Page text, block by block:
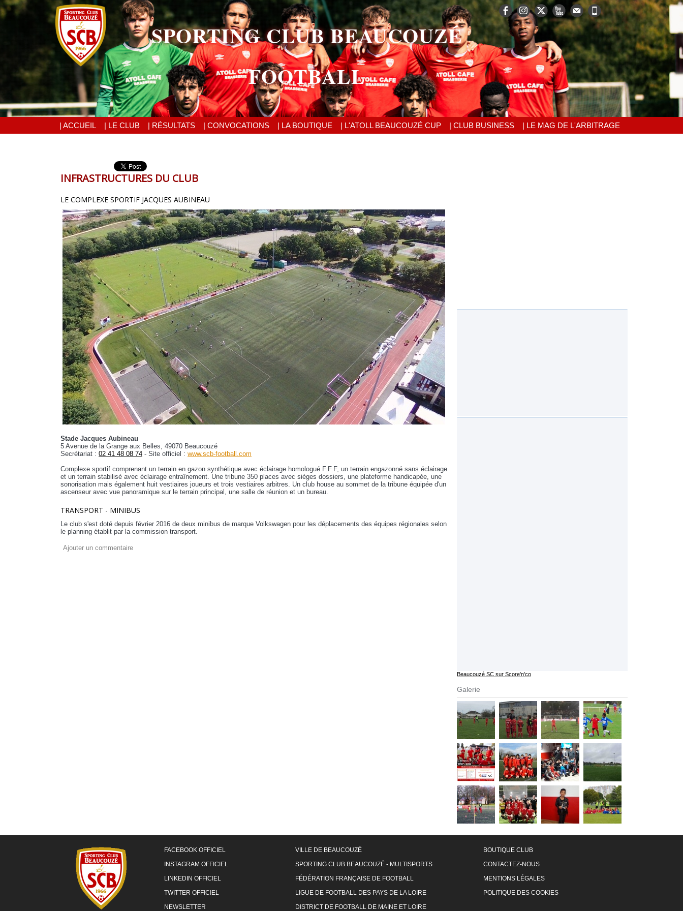
SPORTING CLUB BEAUCOUZÉ
FOOTBALL
| ACCUEIL | LE CLUB | RÉSULTATS | CONVOCATIONS | LA BOUTIQUE | L'ATOLL BEAUCOUZÉ CUP | CLUB BUSINESS | LE MAG DE L'ARBITRAGE
INFRASTRUCTURES DU CLUB
LE COMPLEXE SPORTIF JACQUES AUBINEAU
Stade Jacques Aubineau
5 Avenue de la Grange aux Belles, 49070 Beaucouzé
Secrétariat : 02 41 48 08 74 - Site officiel : www.scb-football.com
Complexe sportif comprenant un terrain en gazon synthétique avec éclairage homologué F.F.F, un terrain engazonné sans éclairage
et un terrain stabilisé avec éclairage entraînement. Une tribune 350 places avec sièges dossiers, une plateforme handicapée, une
sonorisation mais également huit vestiaires joueurs et trois vestiaires arbitres. Un club house au sommet de la tribune équipée d'un
ascenseur avec vue panoramique sur le terrain principal, une salle de réunion et un bureau.
TRANSPORT - MINIBUS
Le club s'est doté depuis février 2016 de deux minibus de marque Volkswagen pour les déplacements des équipes régionales selon
le planning établit par la commission transport.
Ajouter un commentaire
Beaucouzé SC sur Score'n'co
Galerie
FACEBOOK OFFICIEL
INSTAGRAM OFFICIEL
LINKEDIN OFFICIEL
TWITTER OFFICIEL
NEWSLETTER
VILLE DE BEAUCOUZÉ
SPORTING CLUB BEAUCOUZÉ - MULTISPORTS
FÉDÉRATION FRANÇAISE DE FOOTBALL
LIGUE DE FOOTBALL DES PAYS DE LA LOIRE
DISTRICT DE FOOTBALL DE MAINE ET LOIRE
BOUTIQUE CLUB
CONTACTEZ-NOUS
MENTIONS LÉGALES
POLITIQUE DES COOKIES